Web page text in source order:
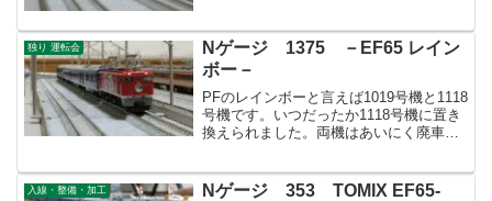
独り 運転会
Nゲージ 1375 －EF65 レイン
ボー－
PFのレインボーと言えば1019号機と1118
号機です。いつだったか1118号機に置き
換えられました。両機はあいにく廃車と
入線・整備・加工
Nゲージ 353 TOMIX EF65-